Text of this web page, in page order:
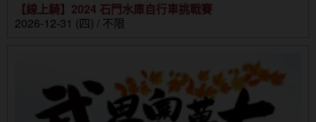
【線上騎】2024 石門水庫自行車挑戰賽
2026-12-31 (四) / 不限